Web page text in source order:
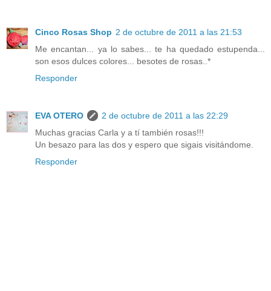
Cinco Rosas Shop 2 de octubre de 2011 a las 21:53
Me encantan... ya lo sabes... te ha quedado estupenda...
son esos dulces colores... besotes de rosas..*
Responder
EVA OTERO
2 de octubre de 2011 a las 22:29
Muchas gracias Carla y a tí también rosas!!!
Un besazo para las dos y espero que sigais visitándome.
Responder